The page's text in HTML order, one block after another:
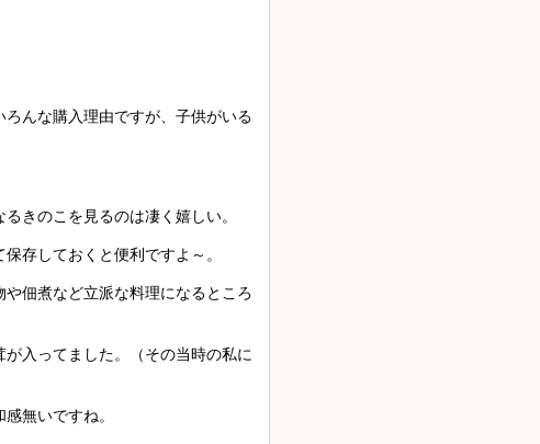
ろんな購入理由ですが、子供がいる
きのこを見るのは凄く嬉しい。
保存しておくと便利ですよ～。
佃煮など立派な料理になるところ
入ってました。（その当時の私に
無いですね。